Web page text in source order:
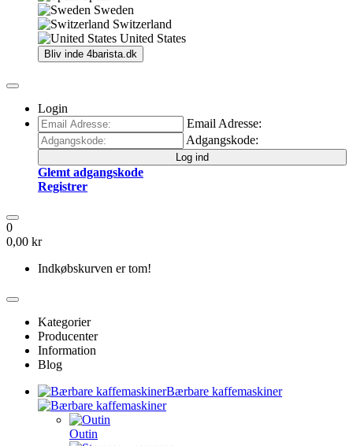
Sweden
Switzerland
United States
Bliv inde 4barista.dk
Login
Email Adresse:
Adgangskode:
Log ind
Glemt adgangskode
Registrer
0
0,00 kr
Indkøbskurven er tom!
Kategorier
Producenter
Information
Blog
Bærbare kaffemaskiner
Outin